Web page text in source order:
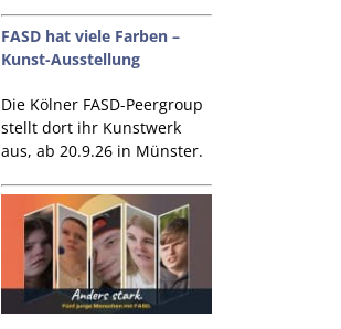
FASD hat viele Farben –
Kunst-Ausstellung
Die Kölner FASD-Peergroup
stellt dort ihr Kunstwerk
aus, ab 20.9.26 in Münster.